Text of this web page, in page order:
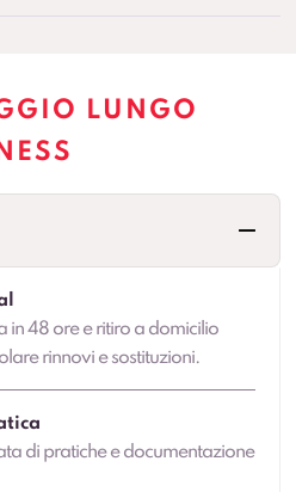
LUNGO
in 48 ore e ritiro a domicilio
rinnovi e sostituzioni.
di pratiche e documentazione